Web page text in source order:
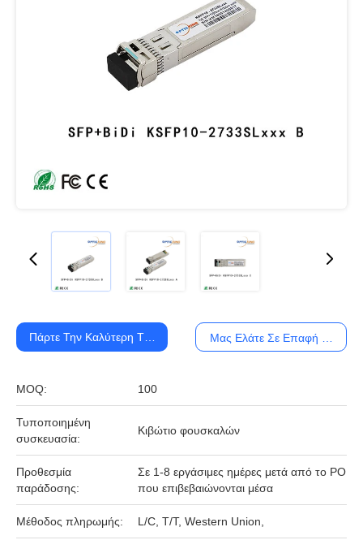
MOQ: 100
Τυποποιημένη
συσκευασία:
Κιβώτιο φουσκαλών
Προθεσμία
παράδοσης:
Σε 1-8 εργάσιμες ημέρες μετά από το PO
που επιβεβαιώνονται μέσα
Μέθοδος πληρωμής: L/C, T/T, Western Union,
Πάρτε Την Καλύτερη Τιμή Μας Ελάτε Σε Επαφή Με